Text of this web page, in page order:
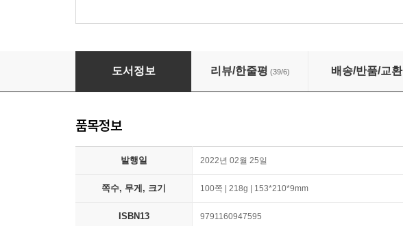
나쁜 말 사전
도서정보 리뷰/한줄평 (39/6) 배송/반품/교환
품목정보
발행일 2022년 02월 25일
쪽수, 무게, 크기 100쪽 | 218g | 153*210*9mm
ISBN13 9791160947595